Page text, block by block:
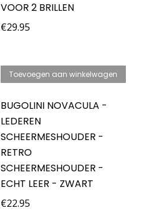
VOOR 2 BRILLEN
€29.95
Toevoegen aan winkelwagen
BUGOLINI NOVACULA -
LEDEREN
SCHEERMESHOUDER -
RETRO
SCHEERMESHOUDER -
ECHT LEER - ZWART
€22.95